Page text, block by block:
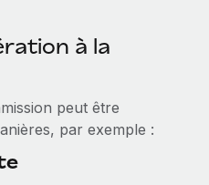
de la tech
de manière flexible
de partenariat
les talents
à la
peut être
par exemple :